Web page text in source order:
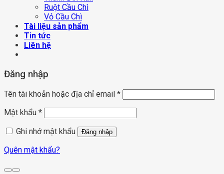
Ruột Cầu Chì
Vỏ Cầu Chì
Tài liệu sản phẩm
Tin tức
Liên hệ
Đăng nhập
Tên tài khoản hoặc địa chỉ email *
Mật khẩu *
Ghi nhớ mật khẩu
Đăng nhập
Quên mật khẩu?